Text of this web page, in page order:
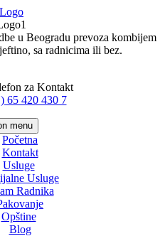
u Beogradu prevoza kombijem
sa radnicima ili bez.
za Kontakt
65 420 430 7
Početna
Kontakt
Usluge
Usluge
Radnika
Opštine
Blog